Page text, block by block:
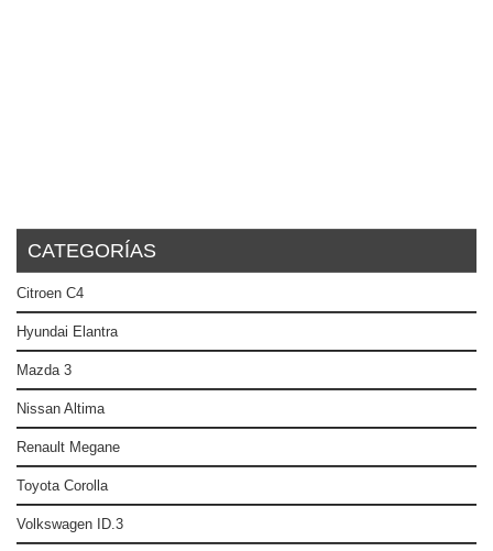
CATEGORÍAS
Citroen C4
Hyundai Elantra
Mazda 3
Nissan Altima
Renault Megane
Toyota Corolla
Volkswagen ID.3